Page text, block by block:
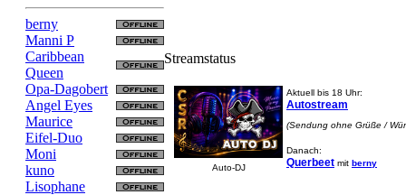
berny
Manni P
Caribbean
Queen
Opa-Dagobert
Angel Eyes
Maurice
Eifel-Duo
Moni
kuno
Lisophane
Streamstatus
Auto-DJ
Aktuell bis 18 Uhr:
Autostream
(Sendung ohne Grüße /
Danach:
Querbeet mit berny